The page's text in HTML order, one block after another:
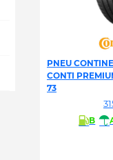
PNEU
CONTI
73
B